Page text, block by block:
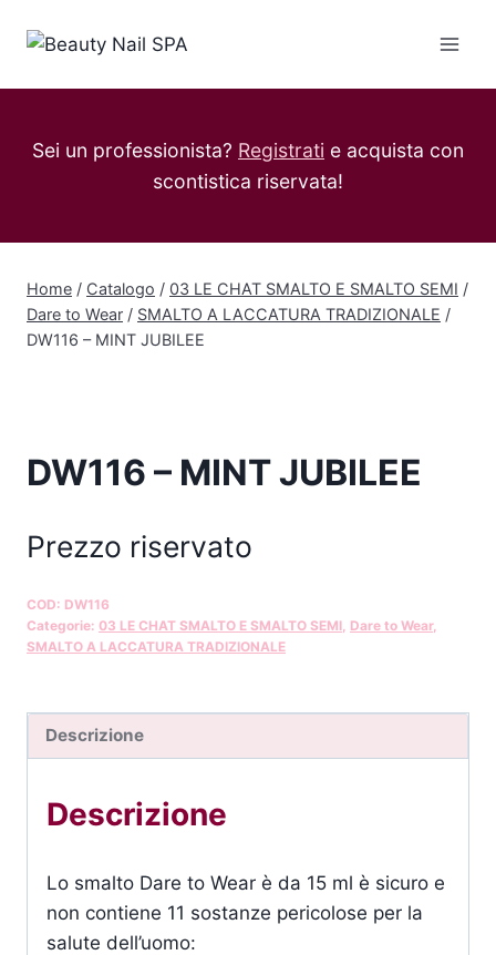
Sei un professionista? Registrati e acquista con
scontistica riservata!
Home / Catalogo / 03 LE CHAT SMALTO E SMALTO SEMI /
Dare to Wear / SMALTO A LACCATURA TRADIZIONALE /
DW116 – MINT JUBILEE
DW116 – MINT JUBILEE
Prezzo riservato
COD: DW116
Categorie: 03 LE CHAT SMALTO E SMALTO SEMI Dare to Wear,
SMALTO A LACCATURA TRADIZIONALE
Descrizione
Descrizione
Lo smalto Dare to Wear è da 15 ml è sicuro e
non contiene 11 sostanze pericolose per la
salute dell’uomo: